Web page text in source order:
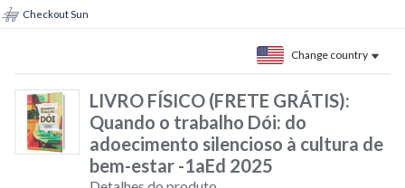
Checkout Sun
Change country
LIVRO FÍSICO (FRETE GRÁTIS):
Quando o trabalho Dói: do
adoecimento silencioso à cultura de
bem-estar -1aEd 2025